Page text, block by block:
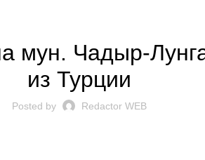
мун. Чадыр-
из Турции
Posted by Redactor WEB